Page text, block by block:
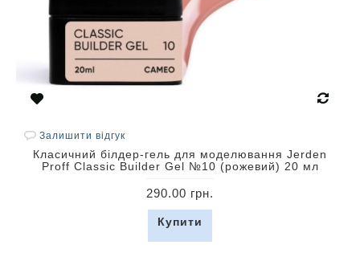
Залишити відгук
Класичний білдер-гель для моделювання Jerden
Proff Classic Builder Gel №10 (рожевий) 20 мл
290.00 грн.
Купити